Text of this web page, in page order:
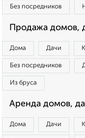
Без посредников
Продажа домов,
Дома Дачи
Без посредников
Из бруса
Аренда домов,
Дома Дачи